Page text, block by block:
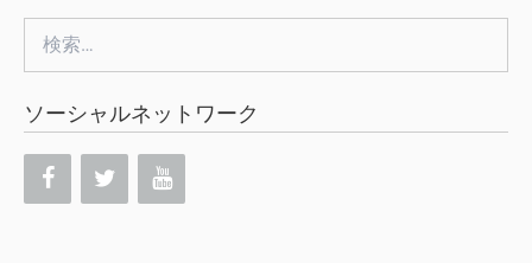
索:
ソーシャルネットワーク